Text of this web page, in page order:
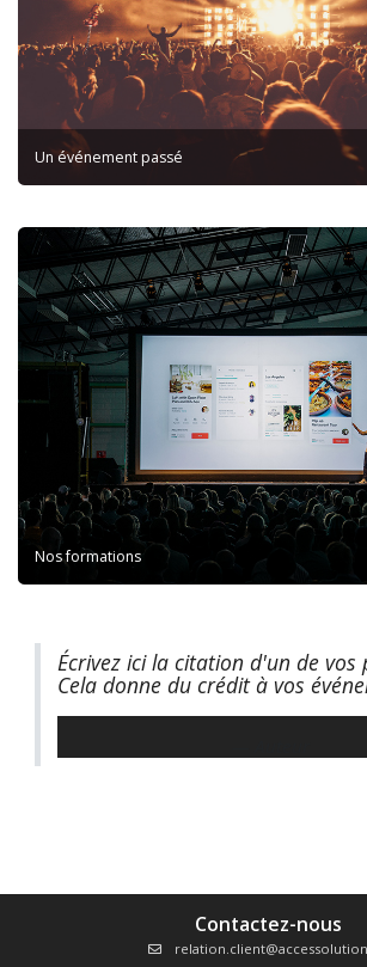
Un événement passé
Nos formations
Écrivez ici la citation d'un de vos
Cela donne du crédit à vos
Contactez-nous